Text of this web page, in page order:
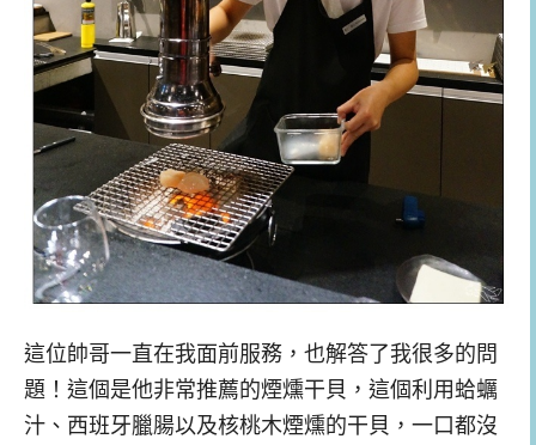
這位帥哥一直在我面前服務，也解答了我很多的問
題！這個是他非常推薦的煙燻干貝，這個利用蛤蠣
汁、西班牙臘腸以及核桃木煙燻的干貝，一口都沒